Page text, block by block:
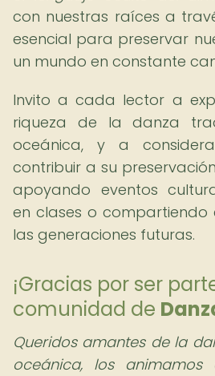
con nuestras raíces a
esencial para preservar
un mundo en constante
Invito a cada lector a
riqueza de la danza
oceánica, y a
contribuir a su
apoyando eventos
en clases o compartiendo
las generaciones futuras.
¡Gracias por ser
comunidad de
Queridos amantes de la
oceánica, los